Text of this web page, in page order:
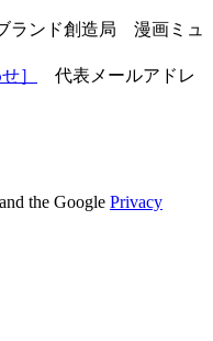
ンド創造局 漫画ミュ
］
代表メールアドレ
the Google Privacy